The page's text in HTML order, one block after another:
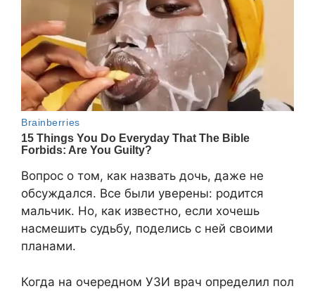
Вопрос о том, как назвать дочь, даже не
обсуждался. Все были уверены: родится
мальчик. Но, как известно, если хочешь
насмешить судьбу, поделись с ней своими
планами.
Когда на очередном УЗИ врач определил пол